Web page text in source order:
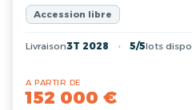
Accession libre
Livraison3T 2028 5/5lots dispo
A PARTIR DE
152 000 €